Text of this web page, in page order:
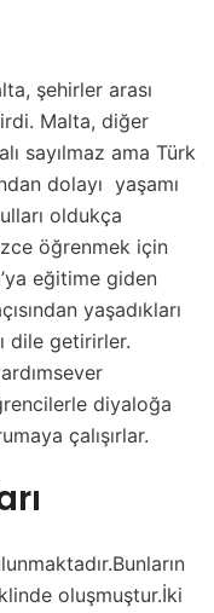
şehirler arası
Malta, diğer
sayılmaz ama Türk
dolayı yaşamı
oldukça
öğrenmek için
eğitime giden
yaşadıkları
dile getirirler.
diyaloğa
çalışırlar.
oluşmuştur.İki